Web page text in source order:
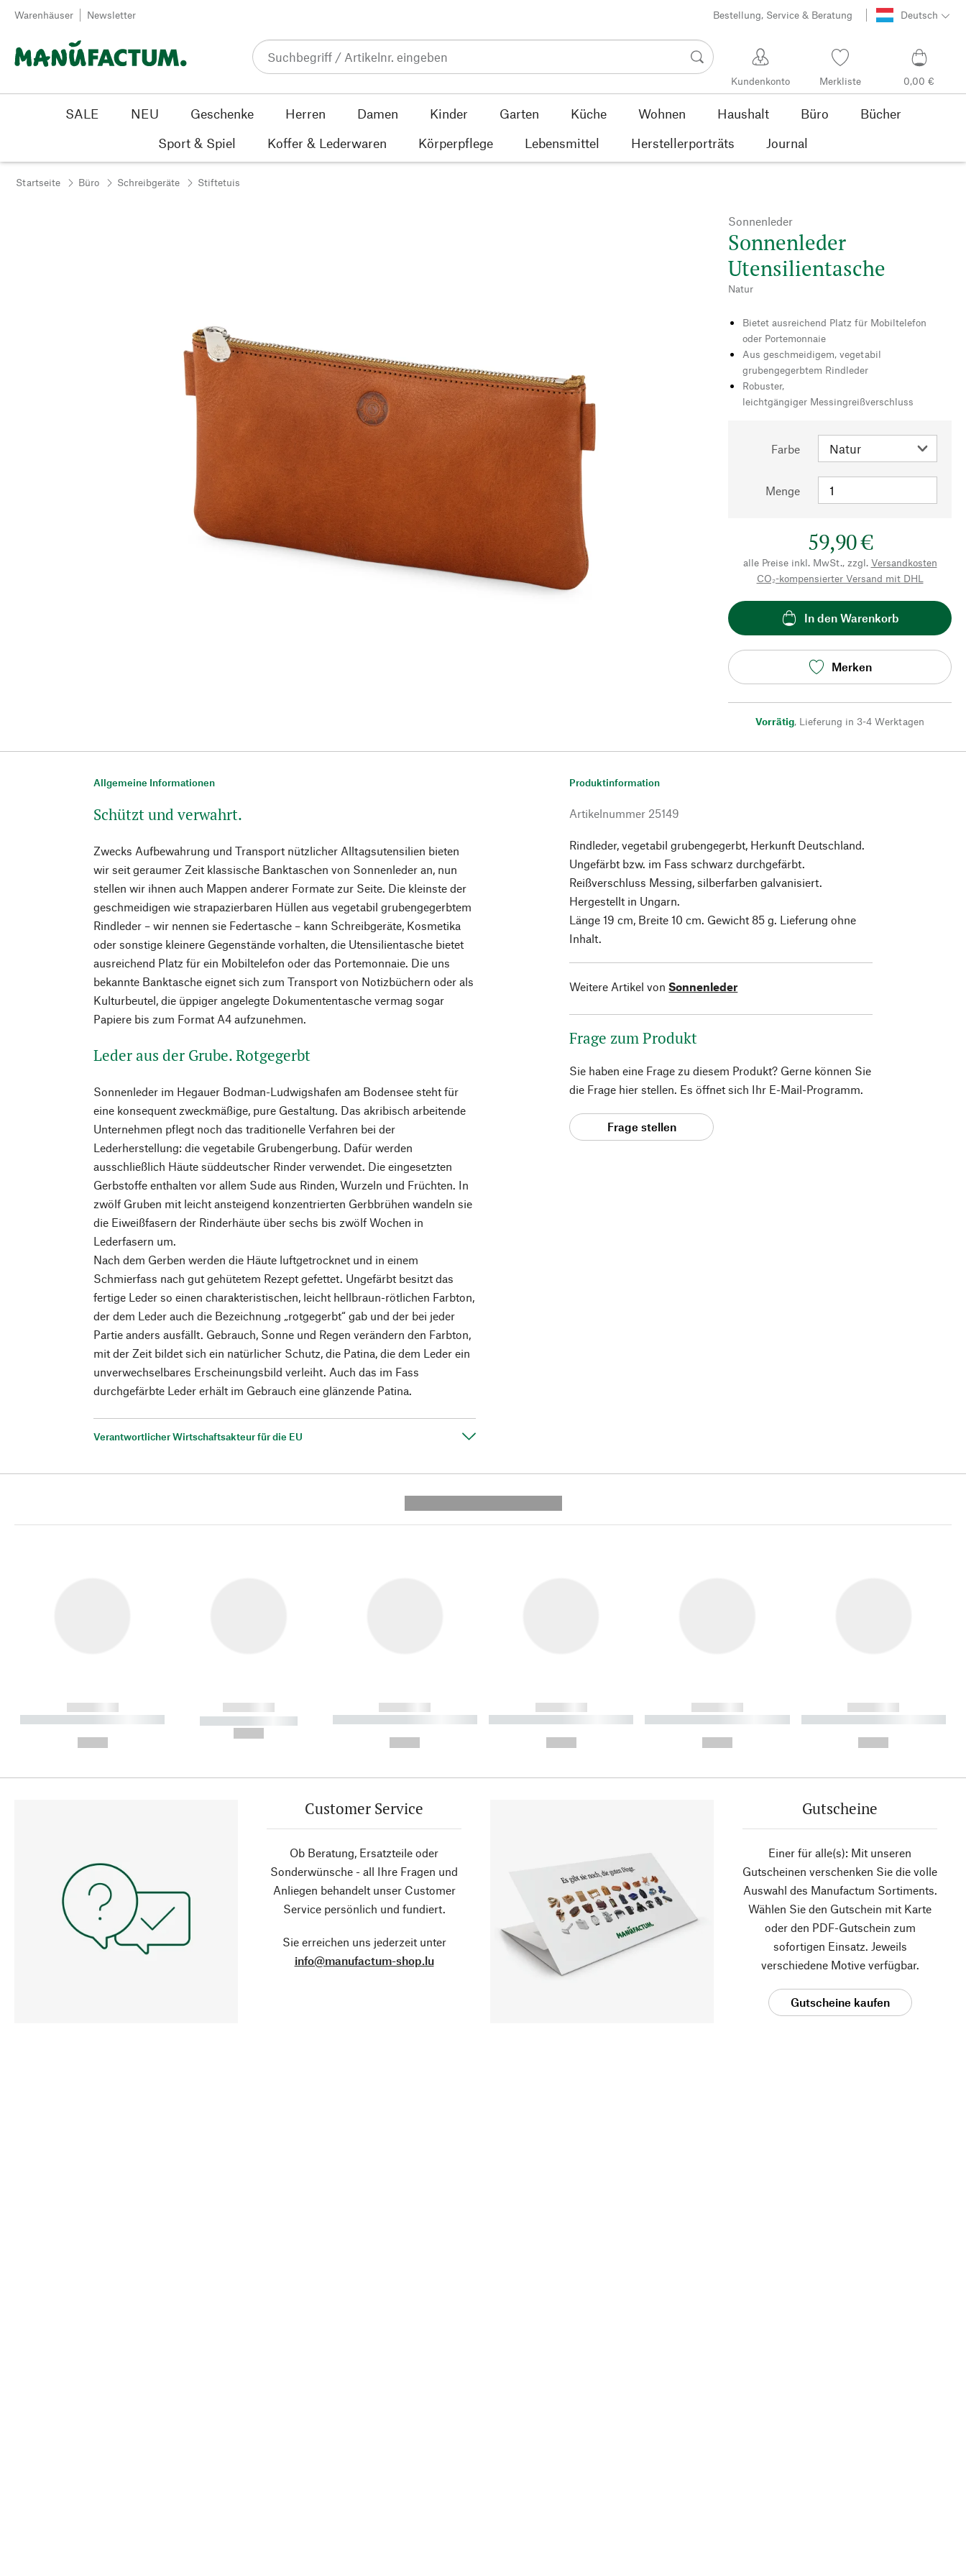
Zum Inhalt springen
Warenhäuser Newsletter Bestellung, Service & Beratung Deutsch
Kundenkonto Merkliste 0,00 €
SALE NEU Geschenke Herren Damen Kinder Garten Küche Wohnen Haushalt Büro
Bücher
Sport & Spiel
Koffer & Lederwaren Körperpflege Lebensmittel Herstellerporträts Journal
Startseite Büro Schreibgeräte Stiftetuis
Sonnenleder
Sonnenleder
Utensilientasche
Natur
Bietet ausreichend Platz für Mobiltelefon
oder Portemonnaie
Aus geschmeidigem, vegetabil
grubengegerbtem Rindleder
Robuster,
leichtgängiger Messingreißverschluss
Farbe
Menge
59,90 €
alle Preise inkl. MwSt., zzgl. Versandkosten
CO₂-kompensierter Versand mit DHL
In den Warenkorb
Merken
Vorrätig, Lieferung in 3-4 Werktagen
Allgemeine Informationen
Schützt und verwahrt.
Zwecks Aufbewahrung und Transport nützlicher Alltagsutensilien bieten
wir seit geraumer Zeit klassische Banktaschen von Sonnenleder an, nun
stellen wir ihnen auch Mappen anderer Formate zur Seite. Die kleinste der
geschmeidigen wie strapazierbaren Hüllen aus vegetabil grubengegerbtem
Rindleder – wir nennen sie Federtasche – kann Schreibgeräte, Kosmetika
oder sonstige kleinere Gegenstände vorhalten, die Utensilientasche bietet
ausreichend Platz für ein Mobiltelefon oder das Portemonnaie. Die uns
bekannte Banktasche eignet sich zum Transport von Notizbüchern oder als
Kulturbeutel, die üppiger angelegte Dokumententasche vermag sogar
Papiere bis zum Format A4 aufzunehmen.
Leder aus der Grube. Rotgegerbt
Sonnenleder im Hegauer Bodman-Ludwigshafen am Bodensee steht für
eine konsequent zweckmäßige, pure Gestaltung. Das akribisch arbeitende
Unternehmen pflegt noch das traditionelle Verfahren bei der
Lederherstellung: die vegetabile Grubengerbung. Dafür werden
ausschließlich Häute süddeutscher Rinder verwendet. Die eingesetzten
Gerbstoffe enthalten vor allem Sude aus Rinden, Wurzeln und Früchten. In
zwölf Gruben mit leicht ansteigend konzentrierten Gerbbrühen wandeln sie
die Eiweißfasern der Rinderhäute über sechs bis zwölf Wochen in
Lederfasern um.
Nach dem Gerben werden die Häute luftgetrocknet und in einem
Schmierfass nach gut gehütetem Rezept gefettet. Ungefärbt besitzt das
fertige Leder so einen charakteristischen, leicht hellbraun-rötlichen Farbton,
der dem Leder auch die Bezeichnung „rotgegerbt“ gab und der bei jeder
Partie anders ausfällt. Gebrauch, Sonne und Regen verändern den Farbton,
mit der Zeit bildet sich ein natürlicher Schutz, die Patina, die dem Leder ein
unverwechselbares Erscheinungsbild verleiht. Auch das im Fass
durchgefärbte Leder erhält im Gebrauch eine glänzende Patina.
Verantwortlicher Wirtschaftsakteur für die EU
Produktinformation
Artikelnummer 25149
Rindleder, vegetabil grubengegerbt, Herkunft Deutschland.
Ungefärbt bzw. im Fass schwarz durchgefärbt.
Reißverschluss Messing, silberfarben galvanisiert.
Hergestellt in Ungarn.
Länge 19 cm, Breite 10 cm. Gewicht 85 g. Lieferung ohne
Inhalt.
Weitere Artikel von Sonnenleder
Frage zum Produkt
Sie haben eine Frage zu diesem Produkt? Gerne können Sie
die Frage hier stellen. Es öffnet sich Ihr E-Mail-Programm.
Frage stellen
------------
----------- ----------- ----------
------------
----------- -----------
------------
----------- ----------- ----------
------------
----------- ----------- ----------
------------
----------- ----------- ----------
------------
----------- ----------- ----------
Customer Service
Ob Beratung, Ersatzteile oder
Sonderwünsche - all Ihre Fragen und
Anliegen behandelt unser Customer
Service persönlich und fundiert.
Sie erreichen uns jederzeit unter
info@manufactum-shop.lu
Gutscheine
Einer für alle(s): Mit unseren
Gutscheinen verschenken Sie die volle
Auswahl des Manufactum Sortiments.
Wählen Sie den Gutschein mit Karte
oder den PDF-Gutschein zum
sofortigen Einsatz. Jeweils
verschiedene Motive verfügbar.
Gutscheine kaufen